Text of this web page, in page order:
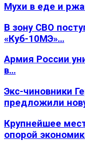
Мухи в еде и
В зону СВО
«Куб-10МЭ»…
Армия России
в…
Экс-чиновники
предложили
Крупнейшее
опорой